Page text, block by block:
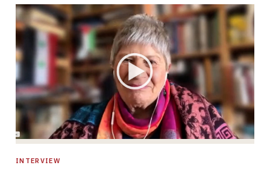
INTERVIEW